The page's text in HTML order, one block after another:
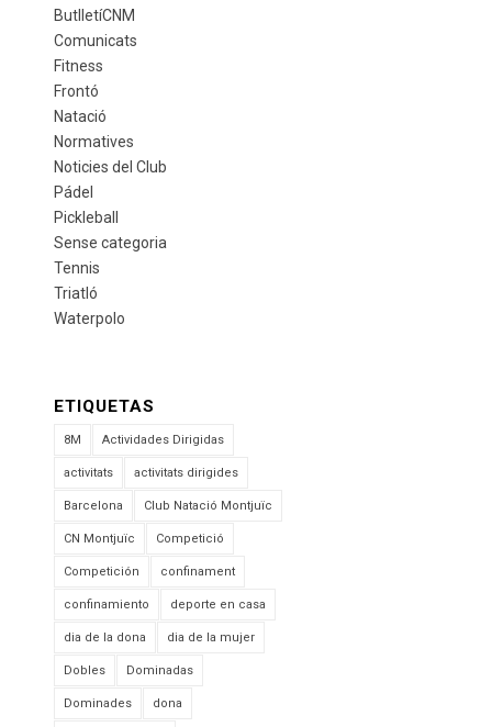
ButlletíCNM
Comunicats
Fitness
Frontó
Natació
Normatives
Noticies del Club
Pádel
Pickleball
Sense categoria
Tennis
Triatló
Waterpolo
ETIQUETAS
8M Actividades Dirigidas
activitats activitats dirigides
Barcelona Club Natació Montjuïc
CN Montjuïc Competició
Competición confinament
confinamiento deporte en casa
dia de la dona dia de la mujer
Dobles Dominadas
Dominades dona